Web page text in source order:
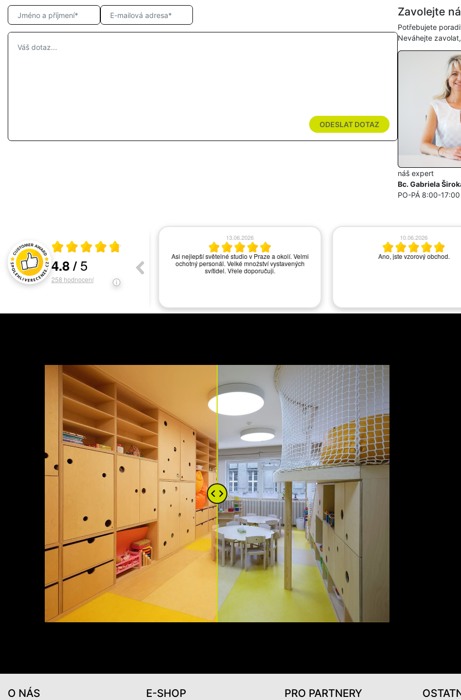
ODESLAT DOTAZ
Zavolejte
Potřebujete
Neváhejte
náš expert
Bc. Gabriela
PO-PÁ 8:00-17:00
Hodnocení a recenze zákazníků
Průměrné hodnocení 4.8 z 5
4.8/5
258 hodnocení
13.06.2026
Asi nejlepší světelné studio v Praze a okolí. Velmi
ochotný personál. Velké množství vystavených
svítidel. Vřele doporučuji.
10.06.2026
Ano, jste vzorový obchod.
O NÁS E-SHOP PRO PARTNERY